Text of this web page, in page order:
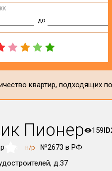
до
квартир, подходящих
Пионер 159ID
н/р
№2673 в РФ
д.37